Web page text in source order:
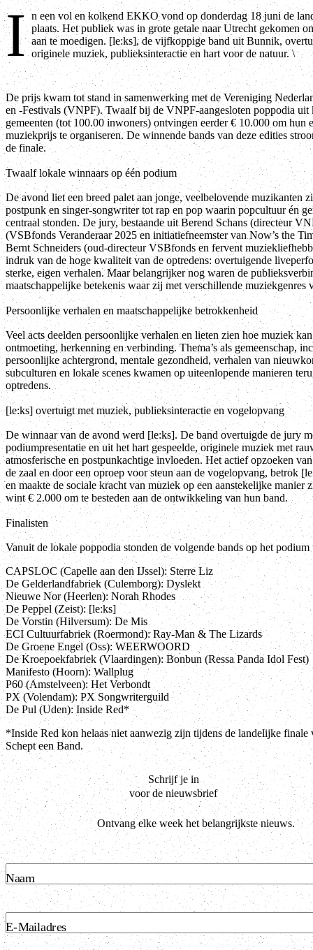
I n een vol en kolkend EKKO vond op donderdag 18 juni de
plaats. Het publiek was in grote getale naar Utrecht gekomen
aan te moedigen. [le:ks], de vijfkoppige band uit Bunnik,
originele muziek, publieksinteractie en hart voor de natuur. \
De prijs kwam tot stand in samenwerking met de Vereniging
en -Festivals (VNPF). Twaalf bij de VNPF-aangesloten poppodia uit
gemeenten (tot 100.00 inwoners) ontvingen eerder € 10.000 om hun
muziekprijs te organiseren. De winnende bands van deze edities
de finale.
Twaalf lokale winnaars op één podium
De avond liet een breed palet aan jonge, veelbelovende muzikanten
postpunk en singer-songwriter tot rap en pop waarin popcultuur én
centraal stonden. De jury, bestaande uit Berend Schans (directeur
(VSBfonds Veranderaar 2025 en initiatiefneemster van Now’s the
Bernt Schneiders (oud-directeur VSBfonds en fervent
indruk van de hoge kwaliteit van de optredens: overtuigende
sterke, eigen verhalen. Maar belangrijker nog waren de
maatschappelijke betekenis waar zij met verschillende muziekgenres
Persoonlijke verhalen en maatschappelijke betrokkenheid
Veel acts deelden persoonlijke verhalen en lieten zien hoe muziek
ontmoeting, herkenning en verbinding. Thema’s als gemeenschap,
persoonlijke achtergrond, mentale gezondheid, verhalen van
subculturen en lokale scenes kwamen op uiteenlopende manieren
optredens.
[le:ks] overtuigt met muziek, publieksinteractie en vogelopvang
De winnaar van de avond werd [le:ks]. De band overtuigde de jury
podiumpresentatie en uit het hart gespeelde, originele muziek met
atmosferische en postpunkachtige invloeden. Het actief opzoeken
de zaal en door een oproep voor steun aan de vogelopvang, betrok
en maakte de sociale kracht van muziek op een aanstekelijke manier
wint € 2.000 om te besteden aan de ontwikkeling van hun band.
Finalisten
Vanuit de lokale poppodia stonden de volgende bands op het
CAPSLOC (Capelle aan den IJssel): Sterre Liz
De Gelderlandfabriek (Culemborg): Dyslekt
Nieuwe Nor (Heerlen): Norah Rhodes
De Peppel (Zeist): [leːks]
De Vorstin (Hilversum): De Mis
ECI Cultuurfabriek (Roermond): Ray-Man & The Lizards
De Groene Engel (Oss): WEERWOORD
De Kroepoekfabriek (Vlaardingen): Bonbun (Ressa Panda Idol Fest)
Manifesto (Hoorn): Wallplug
P60 (Amstelveen): Het Verbondt
PX (Volendam): PX Songwriterguild
De Pul (Uden): Inside Red*
*Inside Red kon helaas niet aanwezig zijn tijdens de landelijke finale
Schept een Band.
Schrijf je in
voor de nieuwsbrief
Ontvang elke week het belangrijkste nieuws.
Naam
E-Mailadres